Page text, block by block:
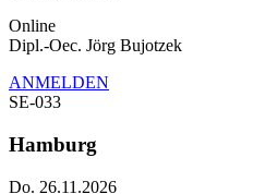
Online
Dipl.-Oec. Jörg Bujotzek
ANMELDEN
SE-033
Hamburg
Do. 26.11.2026